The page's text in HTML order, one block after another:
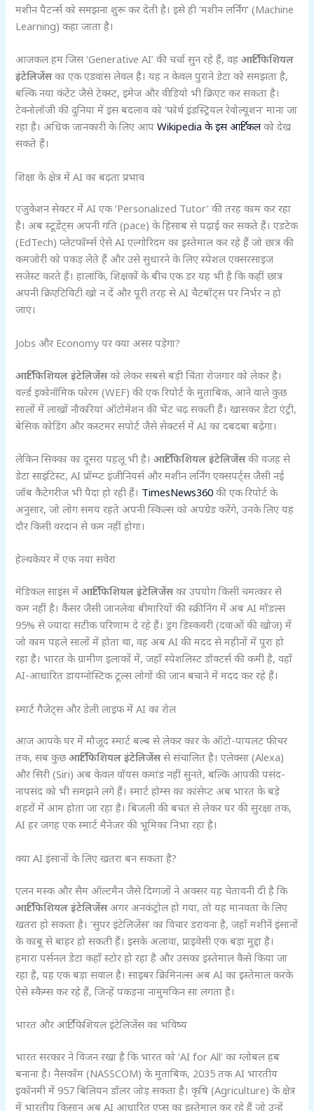
मशीन पैटर्न्स को समझना शुरू कर देती है। इसे ही ‘मशीन लर्निंग’ (Machine
Learning) कहा जाता है।
आजकल हम जिस ‘Generative AI’ की चर्चा सुन रहे हैं, वहआर्टिफिशियल
इंटेलिजेंसका एक एडवांस लेवल है। यह न केवल पुराने डेटा को समझता है,
बल्कि नया कंटेंट जैसे टेक्स्ट, इमेज और वीडियो भी क्रिएट कर सकता है।
टेक्नोलॉजी की दुनिया में इस बदलाव को ‘फोर्थ इंडस्ट्रियल रेवोल्यूशन’ माना जा
रहा है। अधिक जानकारी के लिए आपWikipedia के इस आर्टिकल को देख
सकते हैं।
शिक्षा के क्षेत्र में AI का बढ़ता प्रभाव
एजुकेशन सेक्टर में AI एक ‘Personalized Tutor’ की तरह काम कर रहा
है। अब स्टूडेंट्स अपनी गति (pace) के हिसाब से पढ़ाई कर सकते हैं। एडटेक
(EdTech) प्लेटफॉर्म्स ऐसे AI एल्गोरिदम का इस्तेमाल कर रहे हैं जो छात्र की
कमजोरी को पकड़ लेते हैं और उसे सुधारने के लिए स्पेशल एक्सरसाइज
सजेस्ट करते हैं। हालांकि, शिक्षकों के बीच एक डर यह भी है कि कहीं छात्र
अपनी क्रिएटिविटी खो न दें और पूरी तरह से AI चैटबॉट्स पर निर्भर न हो
जाएं।
Jobs और Economy पर क्या असर पड़ेगा?
आर्टिफिशियल इंटेलिजेंसको लेकर सबसे बड़ी चिंता रोजगार को लेकर है।
वर्ल्ड इकोनॉमिक फोरम (WEF) की एक रिपोर्ट के मुताबिक, आने वाले कुछ
सालों में लाखों नौकरियां ऑटोमेशन की भेंट चढ़ सकती हैं। खासकर डेटा एंट्री,
बेसिक कोडिंग और कस्टमर सपोर्ट जैसे सेक्टर्स में AI का दबदबा बढ़ेगा।
लेकिन सिक्का का दूसरा पहलू भी है।आर्टिफिशियल इंटेलिजेंसकी वजह से
डेटा साइंटिस्ट, AI प्रॉम्प्ट इंजीनियर्स और मशीन लर्निंग एक्सपर्ट्स जैसी नई
जॉब कैटेगरीज भी पैदा हो रही हैं। TimesNews360 की एक रिपोर्ट के
अनुसार, जो लोग समय रहते अपनी स्किल्स को अपग्रेड करेंगे, उनके लिए यह
दौर किसी वरदान से कम नहीं होगा।
हेल्थकेयर में एक नया सवेरा
मेडिकल साइंस मेंआर्टिफिशियल इंटेलिजेंसका उपयोग किसी चमत्कार से
कम नहीं है। कैंसर जैसी जानलेवा बीमारियों की स्क्रीनिंग में अब AI मॉडल्स
95% से ज्यादा सटीक परिणाम दे रहे हैं। ड्रग डिस्कवरी (दवाओं की खोज) में
जो काम पहले सालों में होता था, वह अब AI की मदद से महीनों में पूरा हो
रहा है। भारत के ग्रामीण इलाकों में, जहाँ स्पेशलिस्ट डॉक्टर्स की कमी है, वहाँ
AI-आधारित डायग्नोस्टिक टूल्स लोगों की जान बचाने में मदद कर रहे हैं।
स्मार्ट गैजेट्स और डेली लाइफ में AI का रोल
आज आपके घर में मौजूद स्मार्ट बल्ब से लेकर कार के ऑटो-पायलट फीचर
तक, सब कुछआर्टिफिशियल इंटेलिजेंससे संचालित है। एलेक्सा (Alexa)
और सिरी (Siri) अब केवल वॉयस कमांड नहीं सुनते, बल्कि आपकी पसंद-
नापसंद को भी समझने लगे हैं। स्मार्ट होम्स का कांसेप्ट अब भारत के बड़े
शहरों में आम होता जा रहा है। बिजली की बचत से लेकर घर की सुरक्षा तक,
AI हर जगह एक स्मार्ट मैनेजर की भूमिका निभा रहा है।
क्या AI इंसानों के लिए खतरा बन सकता है?
एलन मस्क और सैम ऑल्टमैन जैसे दिग्गजों ने अक्सर यह चेतावनी दी है कि
आर्टिफिशियल इंटेलिजेंसअगर अनकंट्रोल हो गया, तो यह मानवता के लिए
खतरा हो सकता है। ‘सुपर इंटेलिजेंस’ का विचार डरावना है, जहाँ मशीनें इंसानों
के काबू से बाहर हो सकती हैं। इसके अलावा, प्राइवेसी एक बड़ा मुद्दा है।
हमारा पर्सनल डेटा कहाँ स्टोर हो रहा है और उसका इस्तेमाल कैसे किया जा
रहा है, यह एक बड़ा सवाल है। साइबर क्रिमिनल्स अब AI का इस्तेमाल करके
ऐसे स्कैम्स कर रहे हैं, जिन्हें पकड़ना नामुमकिन सा लगता है।
भारत और आर्टिफिशियल इंटेलिजेंस का भविष्य
भारत सरकार ने विजन रखा है कि भारत को ‘AI for All’ का ग्लोबल हब
बनाना है। नैसकॉम (NASSCOM) के मुताबिक, 2035 तक AI भारतीय
इकॉनमी में 957 बिलियन डॉलर जोड़ सकता है। कृषि (Agriculture) के क्षेत्र
में भारतीय किसान अब AI आधारित एप्स का इस्तेमाल कर रहे हैं जो उन्हें